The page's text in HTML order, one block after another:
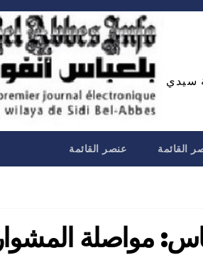
سيدي
القائمة عنصر القائمة
مواصلة